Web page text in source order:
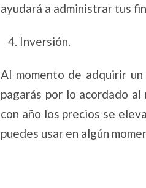
ayudará a administrar tus
4. Inversión.
Al momento de adquirir
pagarás por lo acordado
con año los precios se
puedes usar en algún